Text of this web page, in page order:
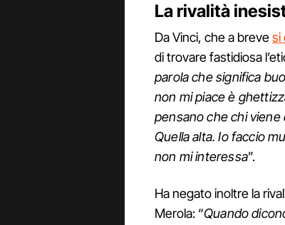
La rivalità
Da Vinci, che a brevesi
di trovare fastidiosa
parola che significa
non mi piace è
pensano che chi viene
Quella alta. Io faccio
non mi interessa”.
Ha negato inoltre la
Merola: “Quando